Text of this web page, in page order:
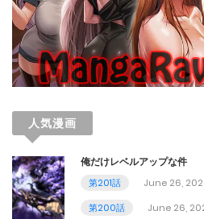
第303話
December 23, 2023
第302話
第301話
December 16, 2023
第300話
人気漫画
俺だけレベルアップな件
第201話
June 26,
第200話
June 26,